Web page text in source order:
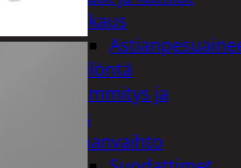
Tiskaus
Säilöntä
Kodin lämmitys ja
tuuletus
Ilmanvaihto